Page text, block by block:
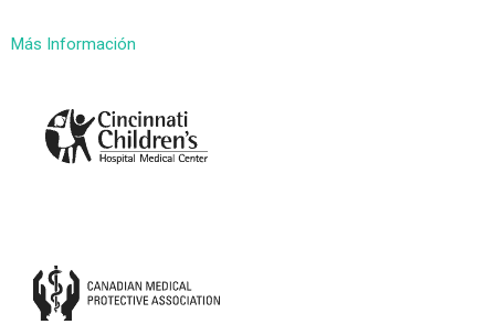
Más Información